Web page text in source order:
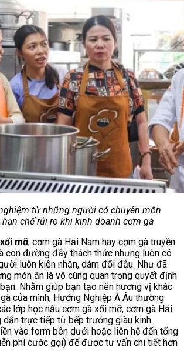
từ những người có chuyên môn
chế rủi ro khi kinh doanh cơm gà
mỡ, cơm gà Hải Nam hay cơm gà truyền
con đường đầy thách thức nhưng luôn có
luôn kiên nhẫn, dám đối đầu. Như đã
món ăn là vô cùng quan trọng quyết định
Nhằm giúp bạn tạo nên hương vị khác
của mình, Hướng Nghiệp Á Âu thường
lớp học nấu cơm gà xối mỡ, cơm gà Hải
dẫn trực tiếp từ bếp trưởng giàu kinh
vào form bên dưới hoặc liên hệ đến tổng
phí cước gọi) để được tư vấn chi tiết hơn